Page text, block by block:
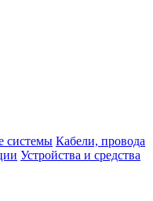
системы Кабели, провода
Устройства и средства